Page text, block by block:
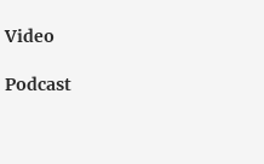
Video
Podcast